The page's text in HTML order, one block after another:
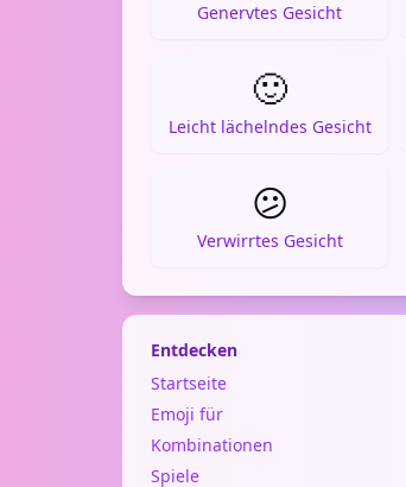
Genervtes Gesicht
🙂
Leicht lächelndes Gesicht
😕
Verwirrtes Gesicht
Entdecken
Startseite
Emoji für
Kombinationen
Spiele